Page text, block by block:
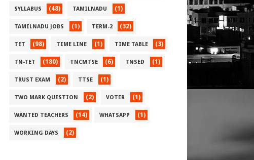
SYLLABUS (48) TAMILNADU (1)
TAMILNADU JOBS (1) TERM-2 (32)
TET (98) TIME LINE (1) TIME TABLE (3)
TN-TET (180) TNCMTSE (6) TNSED (1)
TRUST EXAM (2) TTSE (1)
TWO MARK QUESTION (2) VOTER (1)
WANTED TEACHERS (14) WHATSAPP (1)
WORKING DAYS (2)